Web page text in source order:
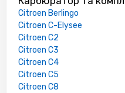
Citroen Berlingo
Citroen C-Elysee
Citroen C2
Citroen C3
Citroen C4
Citroen C5
Citroen C8